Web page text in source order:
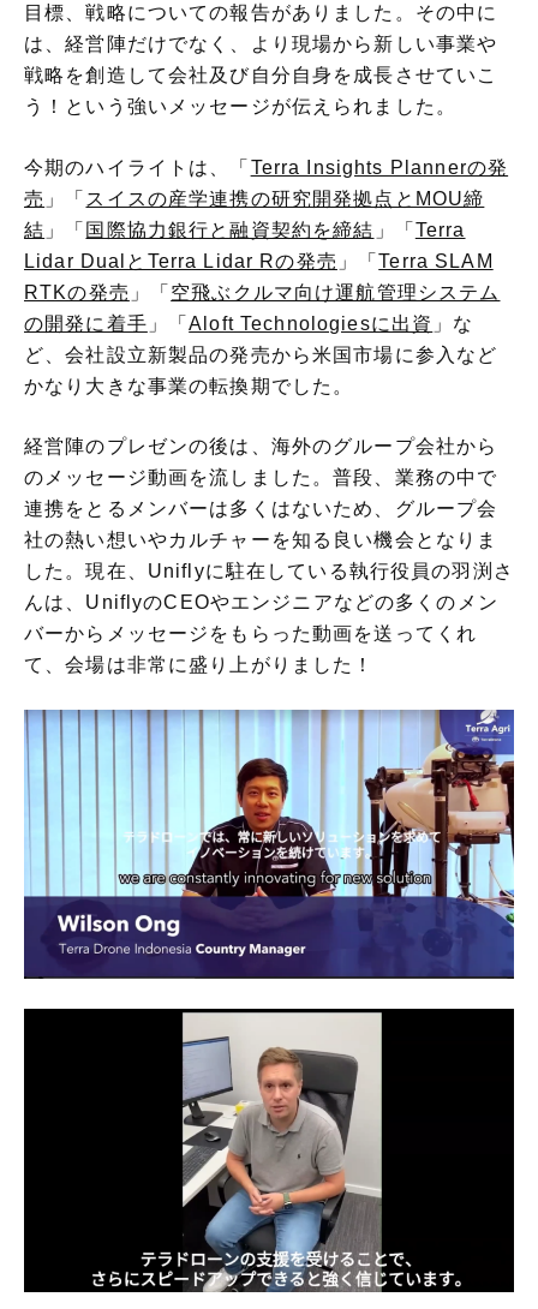
目標、戦略についての報告がありました。その中に
は、経営陣だけでなく、より現場から新しい事業や
戦略を創造して会社及び自分自身を成長させていこ
う！という強いメッセージが伝えられました。
今期のハイライトは、「Terra Insights Plannerの発
売 」「 スイスの産学連携の研究開発拠点とMOU締
結 」「国際協力銀行と融資契約を締結 」「Terra
Lidar DualとTerra Lidar Rの発売 」「Terra SLAM
RTKの発売 」「空飛ぶクルマ向け運航管理システム
の開発に着手 」「Aloft Technologiesに出資 」な
ど、会社設立新製品の発売から米国市場に参入など
かなり大きな事業の転換期でした。
経営陣のプレゼンの後は、海外のグループ会社から
のメッセージ動画を流しました。普段、業務の中で
連携をとるメンバーは多くはないため、グループ会
社の熱い想いやカルチャーを知る良い機会となりま
した。現在、Uniflyに駐在している執行役員の羽渕さ
んは、UniflyのCEOやエンジニアなどの多くのメン
バーからメッセージをもらった動画を送ってくれ
て、会場は非常に盛り上がりました！